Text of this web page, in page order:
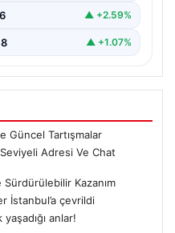
▲ +2.59%
▲ +1.07%
Güncel Tartışmalar
Adresi Ve Chat
Kazanım
İstanbul’a çevrildi
anlar!